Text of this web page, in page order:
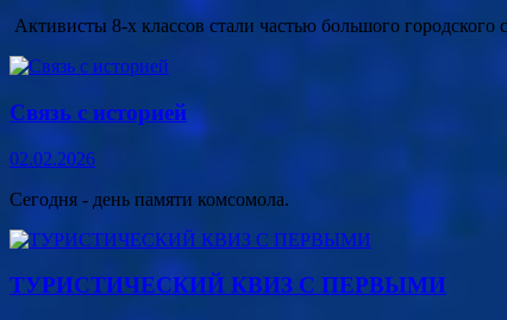
Активисты 8-х классов стали частью большого
Связь с историей
02.02.2026
Сегодня - день памяти комсомола.
ТУРИСТИЧЕСКИЙ КВИЗ С ПЕРВЫМИ